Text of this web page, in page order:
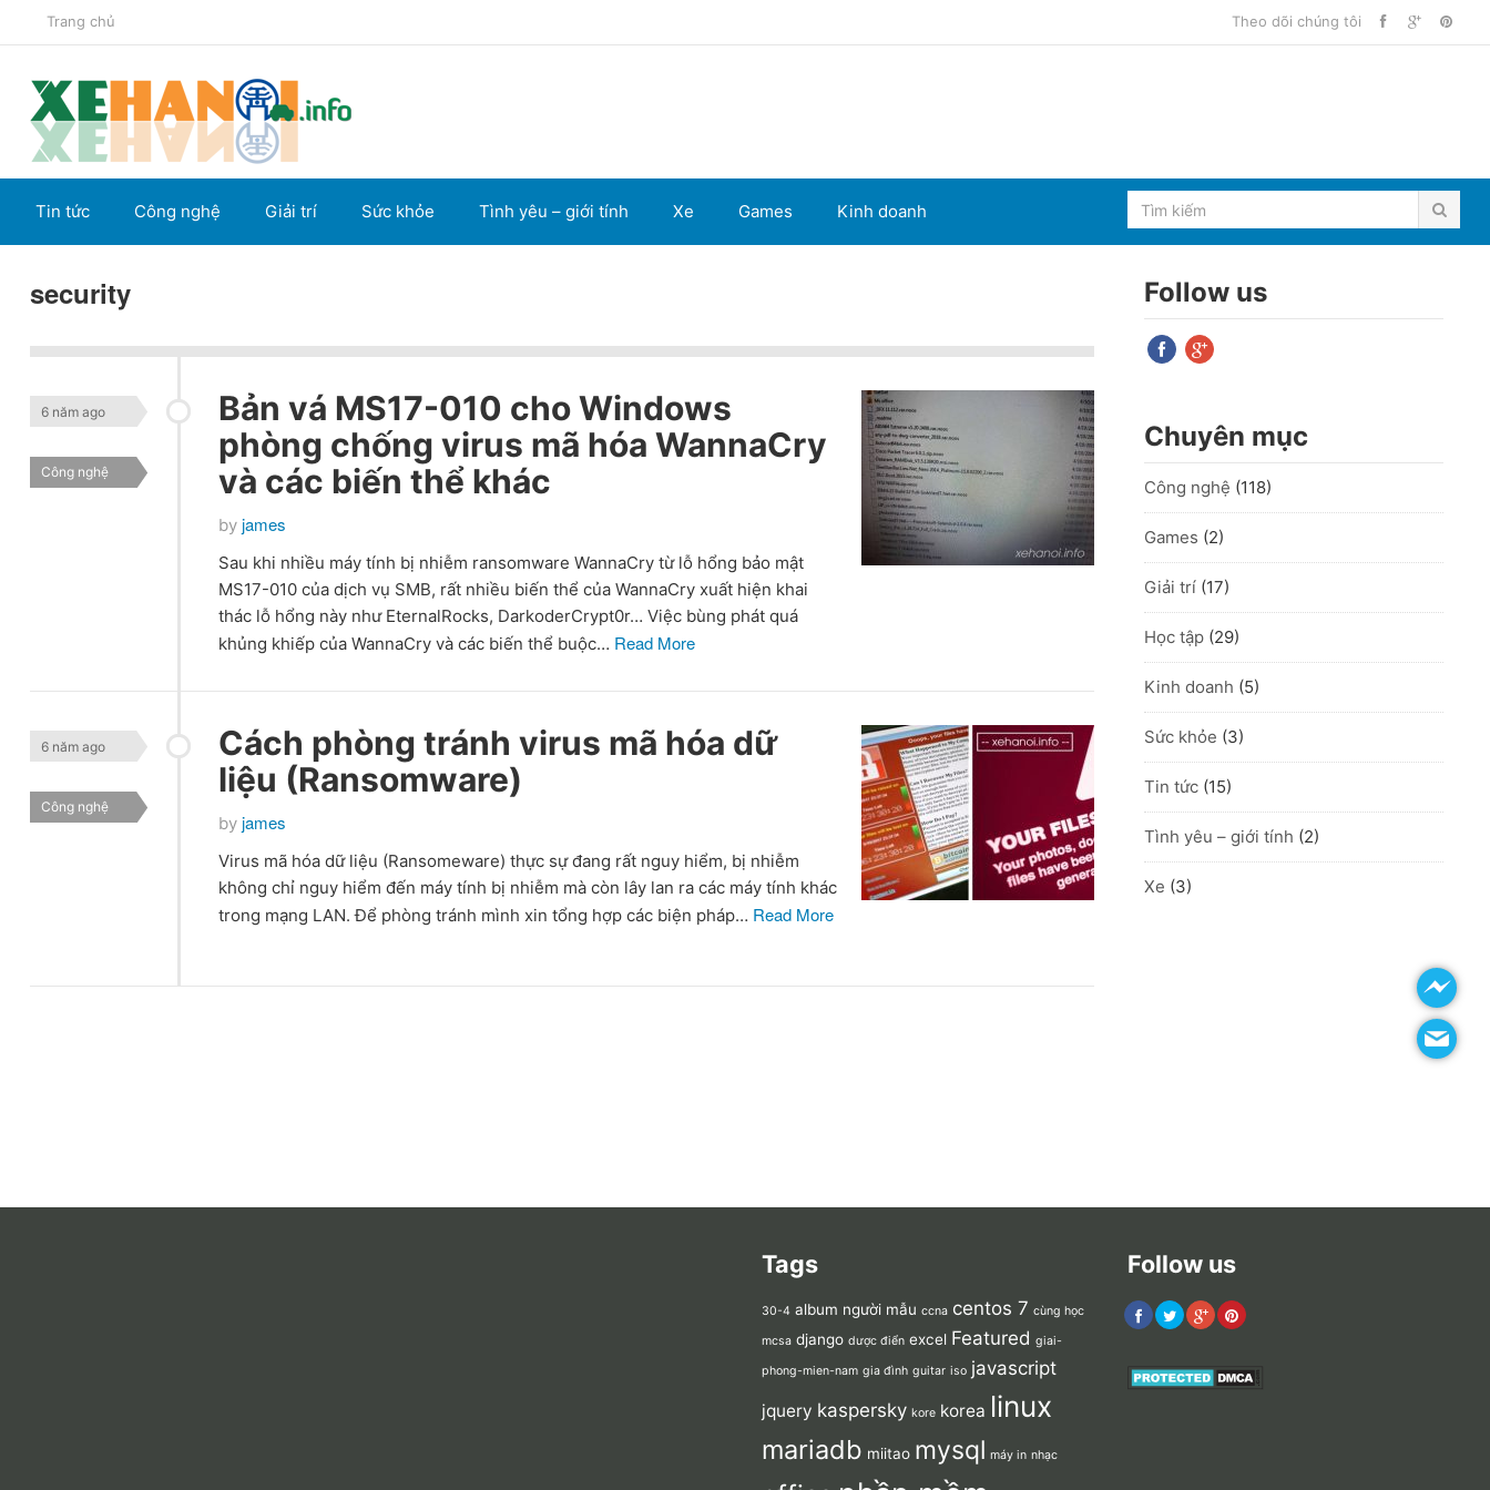
Trang chủ Theo dõi chúng tôi
Tin tức Công nghệ Giải trí Sức khỏe Tình yêu – giới tính Xe Games Kinh doanh
security
Bản vá MS17-010 cho Windows
phòng chống virus mã hóa WannaCry
và các biến thể khác
6 năm ago
by james
Công nghệ
Sau khi nhiều máy tính bị nhiễm ransomware WannaCry từ lỗ hổng bảo mật
MS17-010 của dịch vụ SMB, rất nhiều biến thể của WannaCry xuất hiện khai
thác lỗ hổng này như EternalRocks, DarkoderCrypt0r… Việc bùng phát quá
khủng khiếp của WannaCry và các biến thể buộc… Read More
Cách phòng tránh virus mã hóa dữ
liệu (Ransomware)
6 năm ago
by james
Công nghệ
Virus mã hóa dữ liệu (Ransomeware) thực sự đang rất nguy hiểm, bị nhiễm
không chỉ nguy hiểm đến máy tính bị nhiễm mà còn lây lan ra các máy tính khác
trong mạng LAN. Để phòng tránh mình xin tổng hợp các biện pháp… Read More
Follow us
Chuyên mục
Công nghệ (118)
Games (2)
Giải trí (17)
Học tập (29)
Kinh doanh (5)
Sức khỏe (3)
Tin tức (15)
Tình yêu – giới tính (2)
Xe (3)
Tags
30-4 album người mẫu ccna centos 7 cùng học
mcsa django dược điển excel Featured giai-
phong-mien-nam gia đình guitar iso javascript
jquery kaspersky kore korea linux
mariadb miitao mysql máy in nhạc
Follow us